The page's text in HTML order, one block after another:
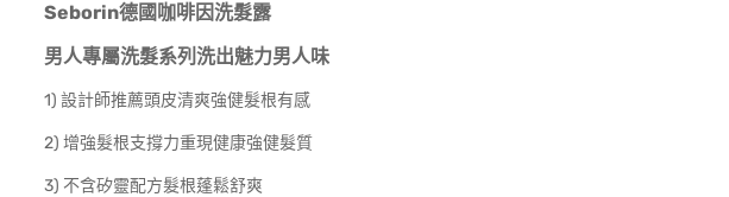
Seborin德國咖啡因洗髮露
男人專屬洗髮系列洗出魅力男人味
1) 設計師推薦頭皮清爽強健髮根有感
2) 增強髮根支撐力重現健康強健髮質
3) 不含矽靈配方髮根蓬鬆舒爽